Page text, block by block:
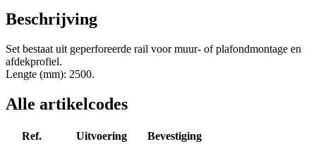
Beschrijving
Set bestaat uit geperforeerde rail voor muur- of plafondmontage en
afdekprofiel.
Lengte (mm): 2500.
Alle artikelcodes
Ref. Uitvoering
Bevestiging